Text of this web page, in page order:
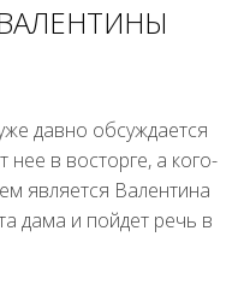
давно обсуждается
нее в восторге, а кого-
является Валентина
дама и пойдет речь в